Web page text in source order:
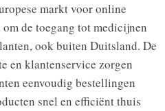
markt voor online
de toegang tot medicijnen
ook buiten Duitsland. De
en klantenservice zorgen
eenvoudig bestellingen
snel en efficiënt thuis